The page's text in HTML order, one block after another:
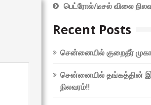
பெட்ரோல்/டீசல் விலை
Recent Posts
சென்னையில் குறைதீர்
சென்னையில் தங்கத்தின்
நிலவரம்!!